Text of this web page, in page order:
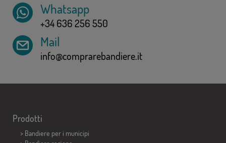
Whatsapp
+34 636 256 550
Mail
info@comprarebandiere.it
Prodotti
> Bandiere per i municipi